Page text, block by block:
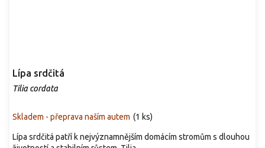
Lípa srdčitá
Tilia cordata
Skladem - přeprava naším autem (1 ks)
Lípa srdčitá patří k nejvýznamnějším domácím stromům s dlouhou